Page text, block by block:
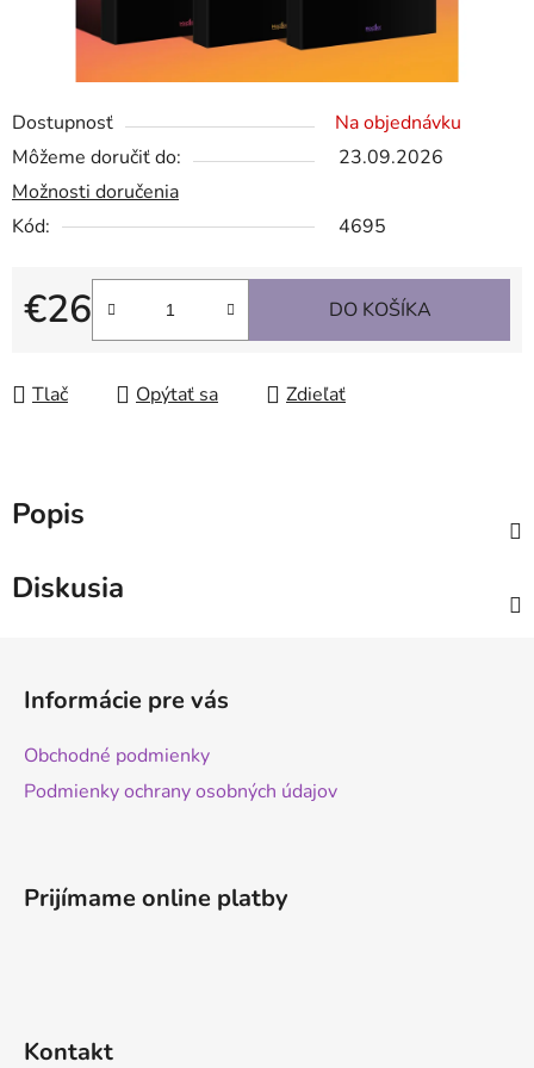
Dostupnosť
Na objednávku
Môžeme doručiť do:
23.09.2026
Možnosti doručenia
Kód:
4695
€26
Jednotková cena:
DO KOŠÍKA
Tlač Opýtať sa Zdieľať
Popis
Diskusia
Informácie pre vás
Obchodné podmienky
Podmienky ochrany osobných údajov
Prijímame online platby
Kontakt